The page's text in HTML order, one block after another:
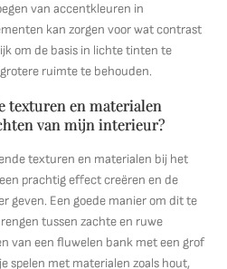
van accentkleuren in
kan zorgen voor wat contrast
om de basis in lichte tinten te
ruimte te behouden.
texturen en materialen
van mijn interieur?
texturen en materialen bij het
prachtig effect creëren en de
geven. Een goede manier om dit te
tussen zachte en ruwe
van een fluwelen bank met een grof
spelen met materialen zoals hout,